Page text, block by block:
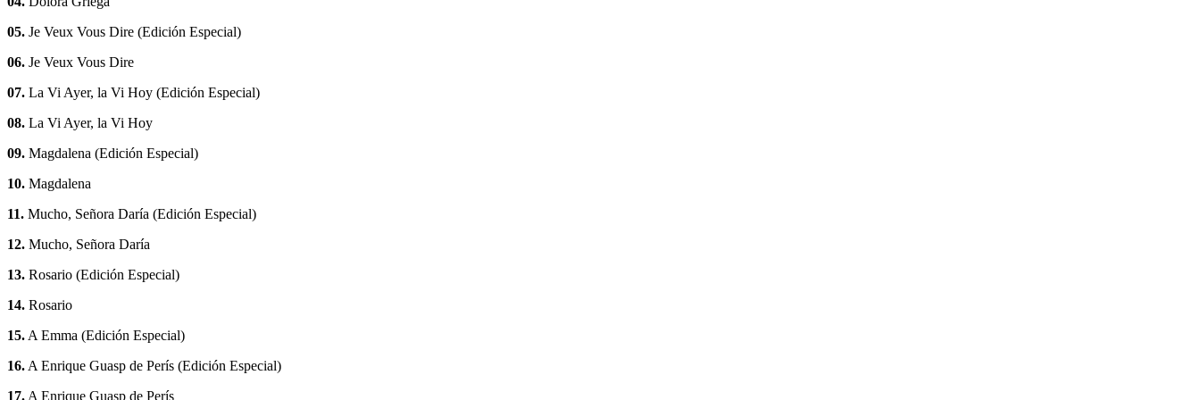
05. Je Veux Vous Dire (Edición Especial)
06. Je Veux Vous Dire
07. La Vi Ayer, la Vi Hoy (Edición Especial)
08. La Vi Ayer, la Vi Hoy
09. Magdalena (Edición Especial)
10. Magdalena
11. Mucho, Señora Daría (Edición Especial)
12. Mucho, Señora Daría
13. Rosario (Edición Especial)
14. Rosario
15.A Emma (Edición Especial)
16.A Enrique Guasp de Perís (Edición Especial)
17. A Enrique Guasp de Perís